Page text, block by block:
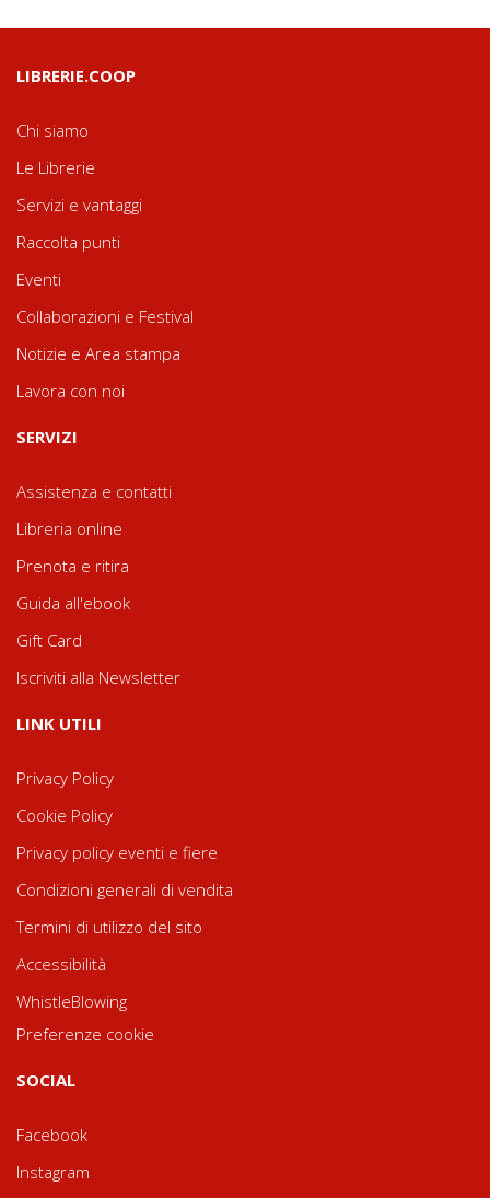
LIBRERIE.COOP
Chi siamo
Le Librerie
Servizi e vantaggi
Raccolta punti
Eventi
Collaborazioni e Festival
Notizie e Area stampa
Lavora con noi
SERVIZI
Assistenza e contatti
Libreria online
Prenota e ritira
Guida all'ebook
Gift Card
Iscriviti alla Newsletter
LINK UTILI
Privacy Policy
Cookie Policy
Privacy policy eventi e fiere
Condizioni generali di vendita
Termini di utilizzo del sito
Accessibilità
WhistleBlowing
Preferenze cookie
SOCIAL
Facebook
Instagram